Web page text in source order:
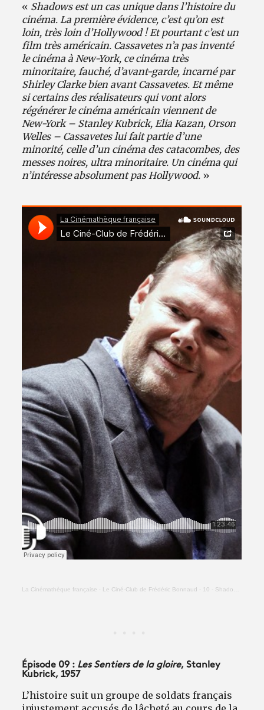
« Shadows est un cas unique dans l’histoire du
cinéma. La première évidence, c’est qu’on est
loin, très loin d’Hollywood ! Et pourtant c’est un
film très américain. Cassavetes n’a pas inventé
le cinéma à New-York, ce cinéma très
minoritaire, fauché, d’avant-garde, incarné par
Shirley Clarke bien avant Cassavetes. Et même
si certains des réalisateurs qui vont alors
régénérer le cinéma américain viennent de
New-York – Stanley Kubrick, Elia Kazan, Orson
Welles – Cassavetes lui fait partie d’une
minorité, celle d’un cinéma des catacombes, des
messes noires, ultra minoritaire. Un cinéma qui
n’intéresse absolument pas Hollywood. »
La Cinémathèque française · Le Ciné-Club de Frédéric Bonnaud - 10 - Shadows (John Cassavetes)
Épisode 09 : Les Sentiers de la gloire, Stanley
Kubrick, 1957
L’histoire suit un groupe de soldats français